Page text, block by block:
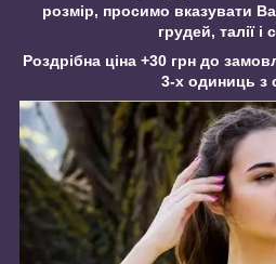
розмір, просимо вказувати
грудей, талії і
Роздрібна ціна +30 грн до
3-х одиниць з